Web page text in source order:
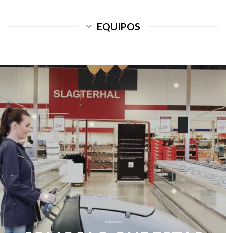
EQUIPOS
Ofrecemos productos de